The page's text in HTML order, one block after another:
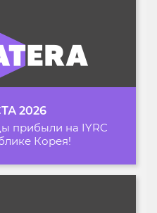
2026
прибыли на IYRC
Корея!